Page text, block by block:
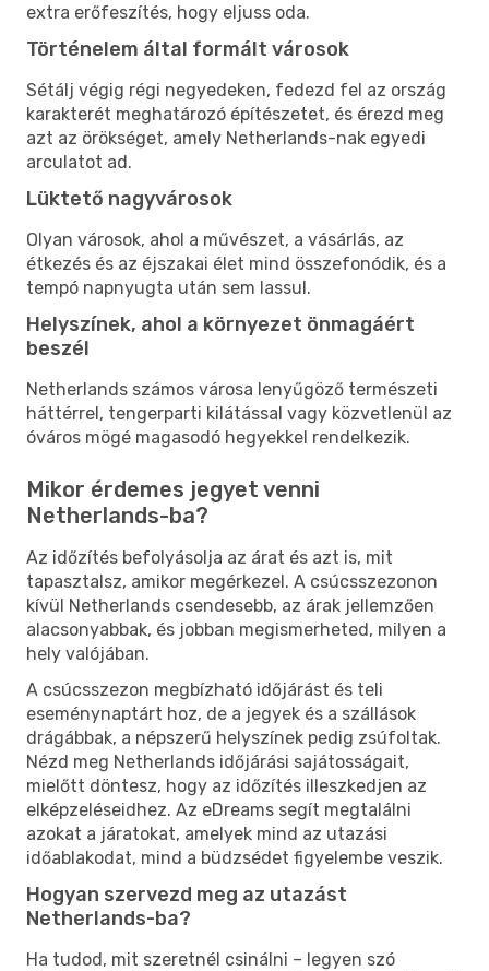
extra erőfeszítés, hogy eljuss oda.
Történelem által formált városok
Sétálj végig régi negyedeken, fedezd fel az ország
karakterét meghatározó építészetet, és érezd meg
azt az örökséget, amely Netherlands-nak egyedi
arculatot ad.
Lüktető nagyvárosok
Olyan városok, ahol a művészet, a vásárlás, az
étkezés és az éjszakai élet mind összefonódik, és a
tempó napnyugta után sem lassul.
Helyszínek, ahol a környezet önmagáért
beszél
Netherlands számos városa lenyűgöző természeti
háttérrel, tengerparti kilátással vagy közvetlenül az
óváros mögé magasodó hegyekkel rendelkezik.
Mikor érdemes jegyet venni
Netherlands-ba?
Az időzítés befolyásolja az árat és azt is, mit
tapasztalsz, amikor megérkezel. A csúcsszezonon
kívül Netherlands csendesebb, az árak jellemzően
alacsonyabbak, és jobban megismerheted, milyen a
hely valójában.
A csúcsszezon megbízható időjárást és teli
eseménynaptárt hoz, de a jegyek és a szállások
drágábbak, a népszerű helyszínek pedig zsúfoltak.
Nézd meg Netherlands időjárási sajátosságait,
mielőtt döntesz, hogy az időzítés illeszkedjen az
elképzeléseidhez. Az eDreams segít megtalálni
azokat a járatokat, amelyek mind az utazási
időablakodat, mind a büdzsédet figyelembe veszik.
Hogyan szervezd meg az utazást
Netherlands-ba?
Ha tudod, mit szeretnél csinálni – legyen szó